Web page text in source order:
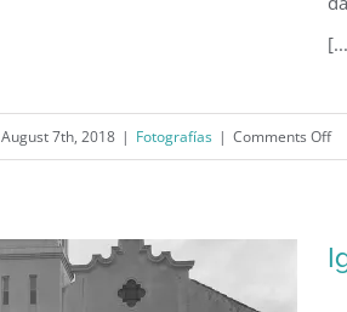
Plaza e iglesia de San
August 7th, 2018 | Fotografías | Comments Offon
de